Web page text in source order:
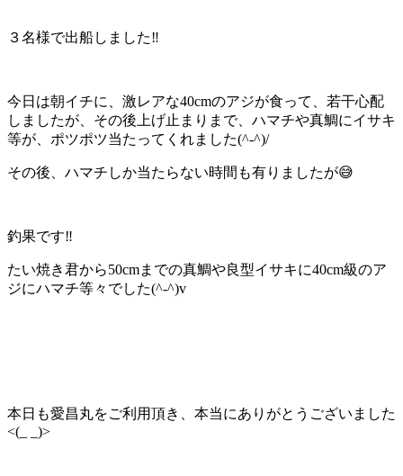
３名様で出船しました‼️
今日は朝イチに、激レアな40cmのアジが食って、若干心配
しましたが、その後上げ止まりまで、ハマチや真鯛にイサキ
等が、ポツポツ当たってくれました(^-^)/
その後、ハマチしか当たらない時間も有りましたが😅
釣果です‼️
たい焼き君から50cmまでの真鯛や良型イサキに40cm級のア
ジにハマチ等々でした(^-^)v
本日も愛昌丸をご利用頂き、本当にありがとうございました
<(_ _)>